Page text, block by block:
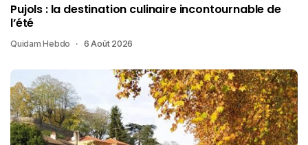
Pujols : la destination culinaire incontournable de
l’été
Quidam Hebdo 6 Août 2026